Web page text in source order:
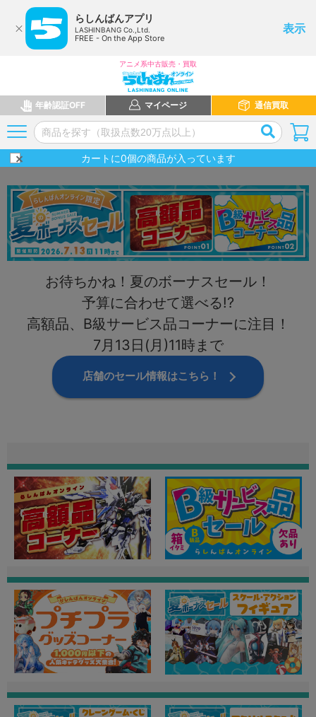
らしんばんアプリ
LASHINBANG Co.,Ltd.
FREE - On the App Store
表示
アニメ系中古販売・買取
年齢認証OFF マイページ 通信買取
カートに0個の商品が入っています
お待ちかね！夏のボーナスセール！
予算に合わせて選べる!?
高額品、B級サービス品コーナーに注目！
7月13日(月)11時まで
店舗のセール情報はこちら！